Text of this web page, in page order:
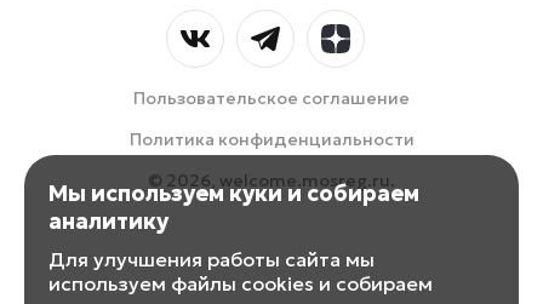
Пользовательское соглашение
Политика конфиденциальности
© 2026, welcome.mosreg.ru.
Мы используем куки и собираем
аналитику
Для улучшения работы сайта мы
используем файлы cookies и собираем